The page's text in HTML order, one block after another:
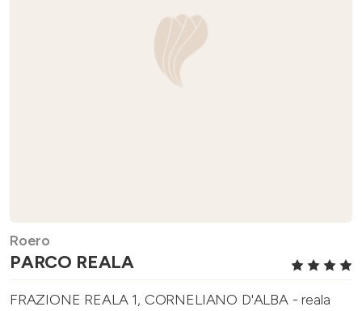
Roero
PARCO REALA
FRAZIONE REALA 1, CORNELIANO D'ALBA - reala